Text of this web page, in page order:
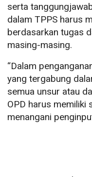
serta
dalam TPPS harus
berdasarkan tugas
masing-masing.
“Dalam
yang tergabung
semua unsur atau
OPD harus memiliki
menangani